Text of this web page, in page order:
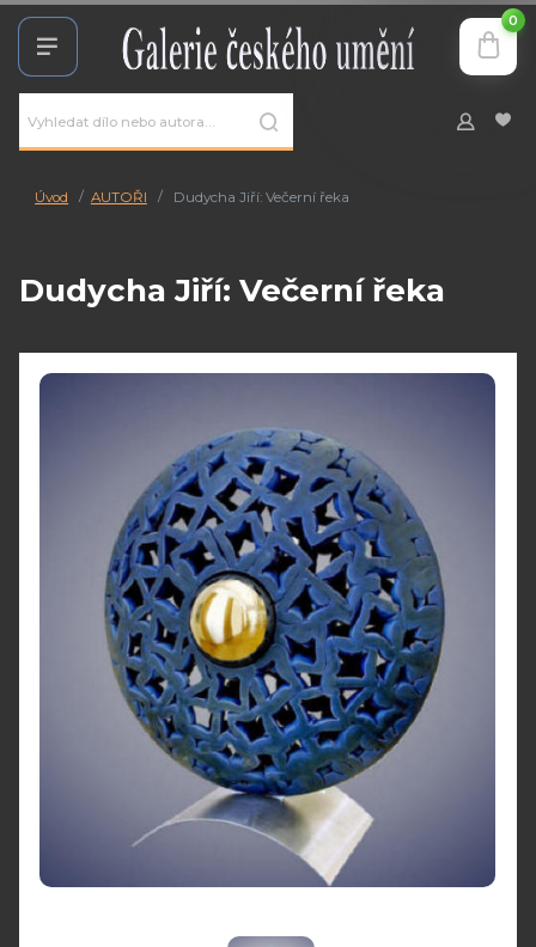
0
Úvod AUTOŘI Dudycha Jiří: Večerní řeka
Dudycha Jiří: Večerní řeka